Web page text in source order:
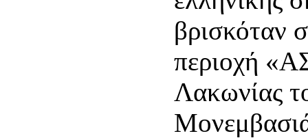
βρισκόταν
περιοχή
Λακωνίας